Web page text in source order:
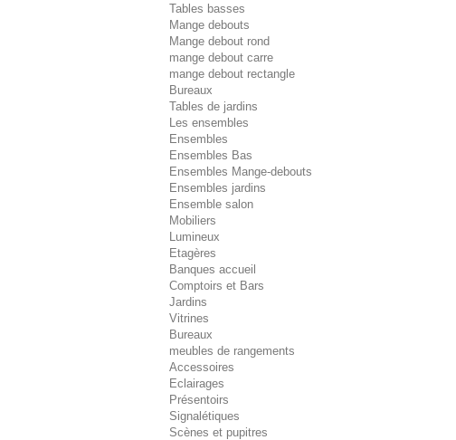
Tables basses
Mange debouts
Mange debout rond
mange debout carre
mange debout rectangle
Bureaux
Tables de jardins
Les ensembles
Ensembles
Ensembles Bas
Ensembles Mange-debouts
Ensembles jardins
Ensemble salon
Mobiliers
Lumineux
Etagères
Banques accueil
Comptoirs et Bars
Jardins
Vitrines
Bureaux
meubles de rangements
Accessoires
Eclairages
Présentoirs
Signalétiques
Scènes et pupitres